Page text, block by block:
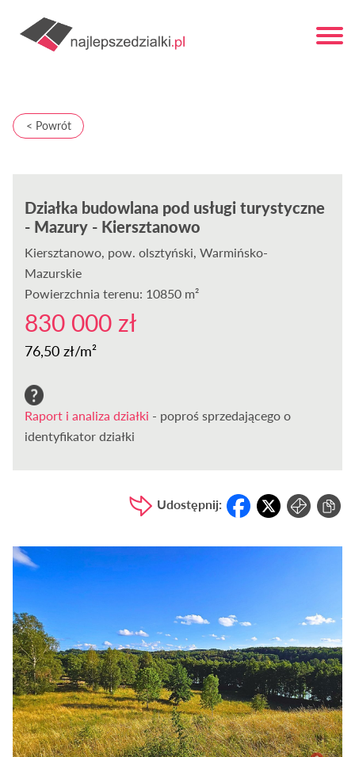
< Powrót
Działka budowlana pod usługi turystyczne
- Mazury - Kiersztanowo
Kiersztanowo, pow. olsztyński, Warmińsko-
Mazurskie
Powierzchnia terenu: 10850 m²
830 000 zł
76,50 zł/m²
Raport i analiza działki - poproś sprzedającego o
identyfikator działki
Udostępnij: